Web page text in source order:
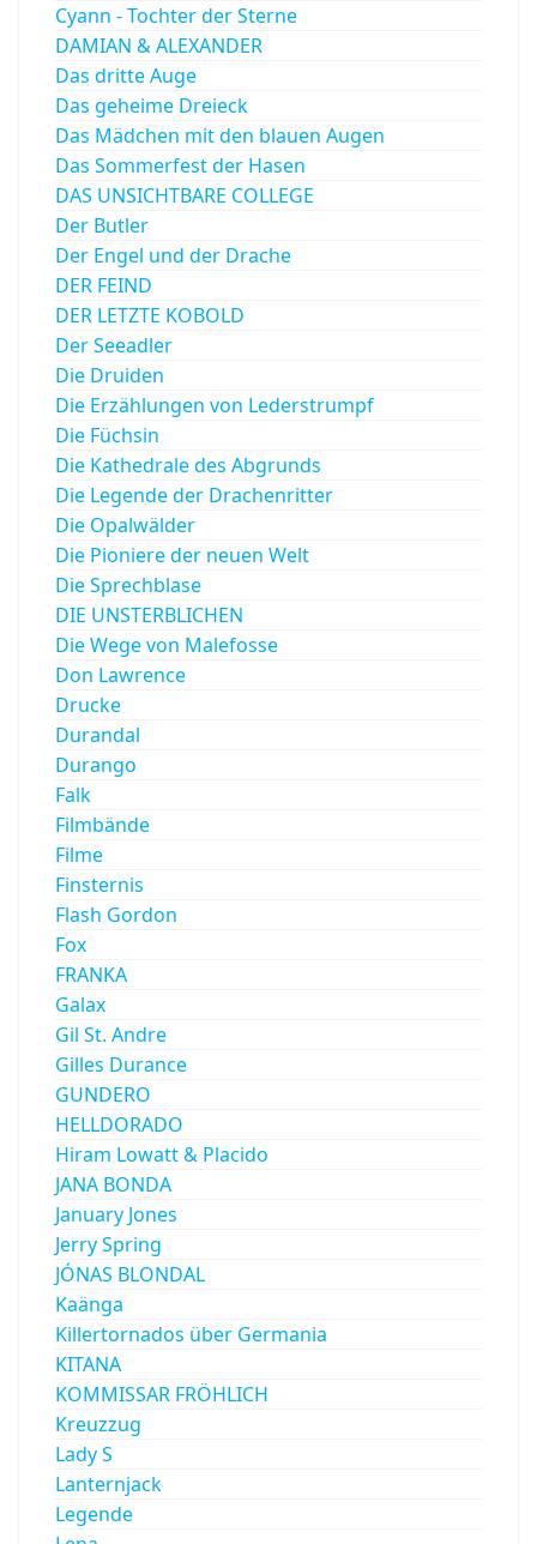
Cyann - Tochter der Sterne
DAMIAN & ALEXANDER
Das dritte Auge
Das geheime Dreieck
Das Mädchen mit den blauen Augen
Das Sommerfest der Hasen
DAS UNSICHTBARE COLLEGE
Der Butler
Der Engel und der Drache
DER FEIND
DER LETZTE KOBOLD
Der Seeadler
Die Druiden
Die Erzählungen von Lederstrumpf
Die Füchsin
Die Kathedrale des Abgrunds
Die Legende der Drachenritter
Die Opalwälder
Die Pioniere der neuen Welt
Die Sprechblase
DIE UNSTERBLICHEN
Die Wege von Malefosse
Don Lawrence
Drucke
Durandal
Durango
Falk
Filmbände
Filme
Finsternis
Flash Gordon
Fox
FRANKA
Galax
Gil St. Andre
Gilles Durance
GUNDERO
HELLDORADO
Hiram Lowatt & Placido
JANA BONDA
January Jones
Jerry Spring
JÓNAS BLONDAL
Kaänga
Killertornados über Germania
KITANA
KOMMISSAR FRÖHLICH
Kreuzzug
Lady S
Lanternjack
Legende